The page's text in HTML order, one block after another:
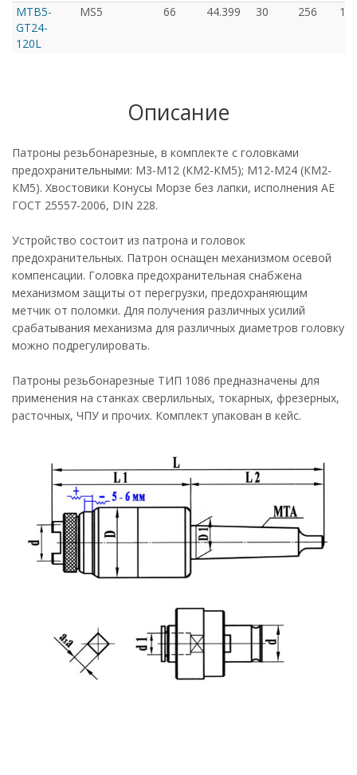
MTB5-
GT24-
120L
MS5 66 44.399 30 256
Описание
Патроны резьбонарезные, в комплекте с головками
предохранительными: М3-М12 (КМ2-КМ5); М12-М24 (КМ2-
КМ5). Хвостовики Конусы Морзе без лапки, исполнения AE
ГОСТ 25557-2006, DIN 228.
Устройство состоит из патрона и головок
предохранительных. Патрон оснащен механизмом осевой
компенсации. Головка предохранительная снабжена
механизмом защиты от перегрузки, предохраняющим
метчик от поломки. Для получения различных усилий
срабатывания механизма для различных диаметров головку
можно подрегулировать.
Патроны резьбонарезные ТИП 1086 предназначены для
применения на станках сверлильных, токарных, фрезерных,
расточных, ЧПУ и прочих. Комплект упакован в кейс.